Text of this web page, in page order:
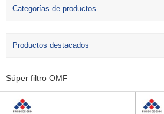
Categorías de productos
Productos destacados
Súper filtro OMF